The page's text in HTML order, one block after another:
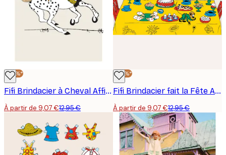
-30%*
Fifi Brindacier à Cheval Affiche
À partir de 9,07 €12,95 €
-30%*
Fifi Brindacier fait la Fête Affiche
À partir de 9,07 €12,95 €